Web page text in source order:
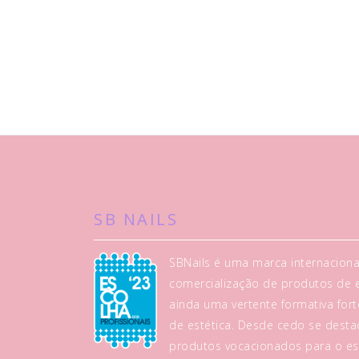
SB NAILS
SBNails é uma marca
comercialização de produtos de
ainda uma vertente formativa
de estética. Desde cedo se
produtos vocacionados para o